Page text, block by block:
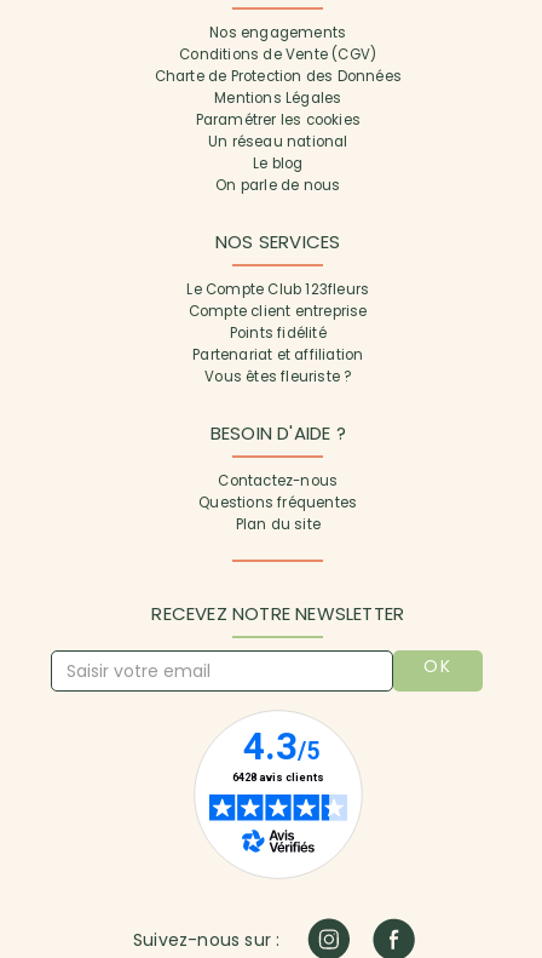
Nos engagements
Conditions de Vente (CGV)
Charte de Protection des Données
Mentions Légales
Paramétrer les cookies
Un réseau national
Le blog
On parle de nous
NOS SERVICES
Le Compte Club 123fleurs
Compte client entreprise
Points fidélité
Partenariat et affiliation
Vous êtes fleuriste ?
BESOIN D'AIDE ?
Contactez-nous
Questions fréquentes
Plan du site
RECEVEZ NOTRE NEWSLETTER
OK
Suivez-nous sur :